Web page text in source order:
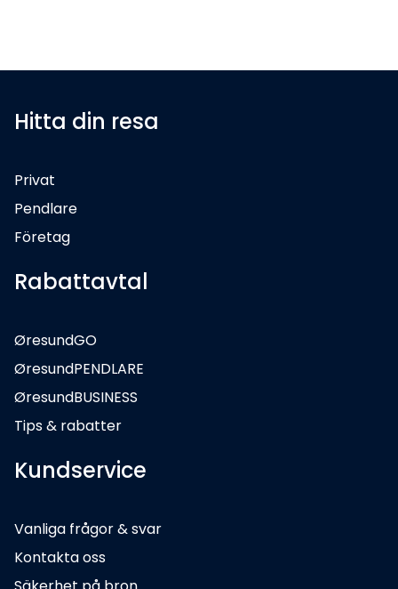
Hitta din resa
Privat
Pendlare
Företag
Rabattavtal
ØresundGO
ØresundPENDLARE
ØresundBUSINESS
Tips & rabatter
Kundservice
Vanliga frågor & svar
Kontakta oss